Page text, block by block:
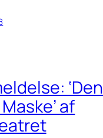
‘Den
af